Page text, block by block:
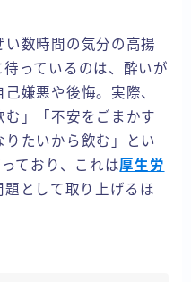
数時間の気分の高揚
っているのは、酔いが
嫌悪や後悔。実際、
む」「不安をごまかす
たいから飲む」とい
ており、これは厚生労
題として取り上げるほ